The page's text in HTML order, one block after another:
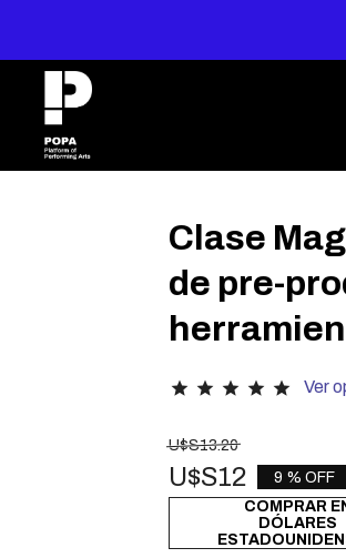
Clase
de pre-
star star star star star Ver
U$S13.20
U$S12
9 % OFF
COMPRAR
DÓLARES